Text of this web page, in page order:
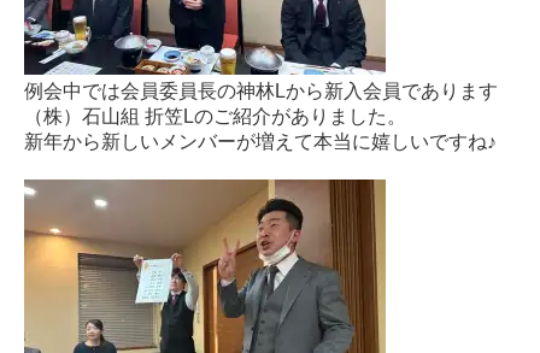
例会中では会員委員長の神林Lから新入会員であります
（株）石山組 折笠Lのご紹介がありました。
新年から新しいメンバーが増えて本当に嬉しいですね♪